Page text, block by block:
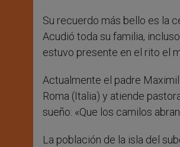
Su recuerdo más bello es la
Acudió toda su familia,
estuvo presente en el rito el
Actualmente el padre
Roma (Italia) y atiende
sueño: «Que los camilos
La población de la isla del